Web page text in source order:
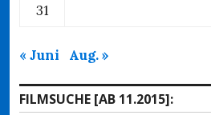
31
« Juni Aug. »
FILMSUCHE [AB 11.2015]: